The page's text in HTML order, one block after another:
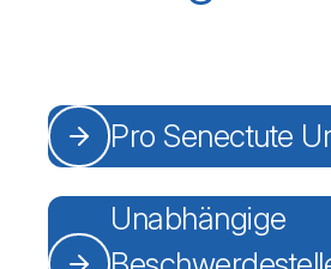
Pro Senectute
Unabhängige